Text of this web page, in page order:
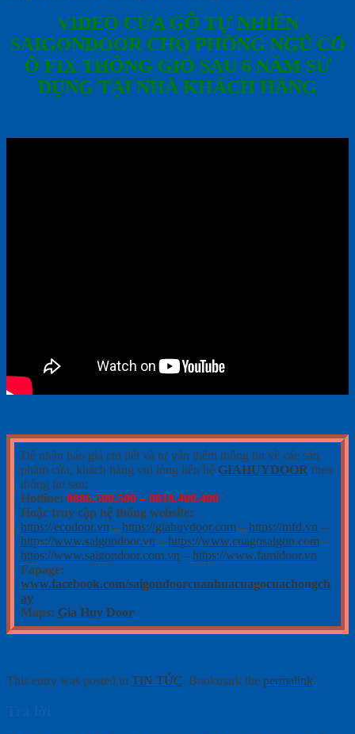
VIDEO CỬA GỖ TỰ NHIÊN
SAIGONDOOR CHO PHÒNG NGỦ CÓ
Ô FIX THÔNG GIÓ SAU 6 NĂM SỬ
DỤNG TẠI NHÀ KHÁCH HÀNG
Để nhận báo giá chi tiết và tư vấn thêm thông tin về các sản
phẩm cửa, khách hàng vui lòng liên hệ GIAHUYDOOR theo
thông tin sau:
Hotline: 0886.500.500 – 0818.400.400
Hoặc truy cập hệ thống website:
https://ecodoor.vn – https://giahuydoor.com – https://mfd.vn –
https://www.saigondoor.vn – https://www.cuagosaigon.com –
https://www.saigondoor.com.vn – https://www.famidoor.vn
Fapage:
www.facebook.com/saigondoorcuanhuacuagocuachongch
ay
Maps: Gia Huy Door
This entry was posted in TIN TỨC. Bookmark the permalink.